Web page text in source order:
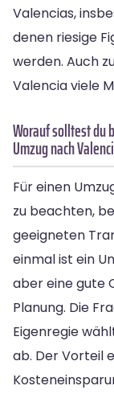
Valencias,
denen riesige
werden. Auch
Valencia viele
Worauf solltest du
Umzug nach
Für einen
zu beachten,
geeigneten
einmal ist ein
aber eine gute
Planung. Die
Eigenregie
ab. Der Vorteil